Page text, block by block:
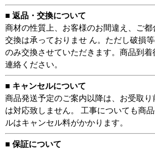
■ 返品・交換について
商材の性質上、お客様のお間違え、ご都
交換は承っておりませ ん。ただし破損
のみ交換させていただきます。商品到
連絡ください。
■ キャンセルについて
商品発送予定のご案内以降は、お受取
は対応致しません。 工事についても商
ルはキャンセル料がかかります。
■ 保証について